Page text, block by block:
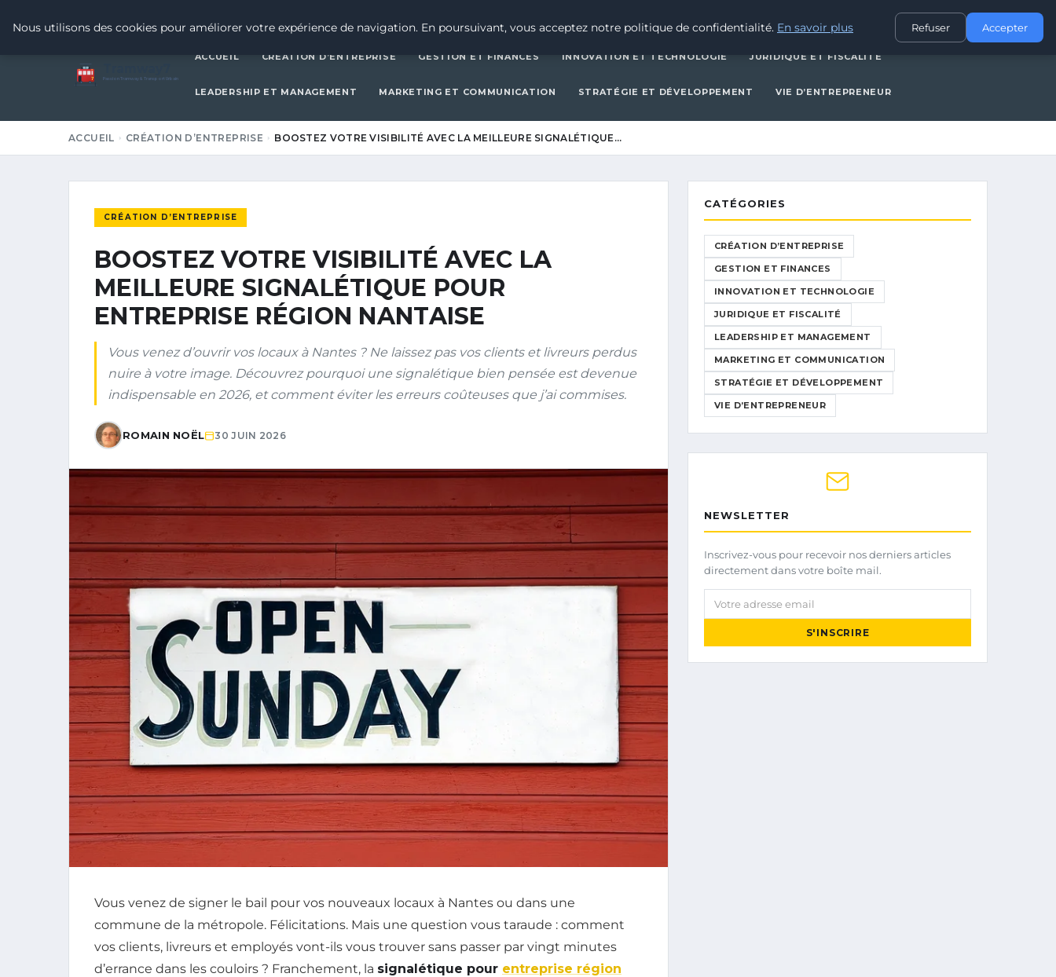
JURIDIQUE ET FISCALITÉ
7 Passion Tramway & Transport Urbain
ACCUEIL CRÉATION D’ENTREPRISE GESTION ET FINANCES INNOVATION ET TECHNOLOGIE JURIDIQUE ET FISCALITÉ
LEADERSHIP ET MANAGEMENT MARKETING ET COMMUNICATION STRATÉGIE ET DÉVELOPPEMENT VIE D’ENTREPRENEUR
ACCUEIL CRÉATION D’ENTREPRISE BOOSTEZ VOTRE VISIBILITÉ AVEC LA MEILLEURE SIGNALÉTIQUE…
CRÉATION D’ENTREPRISE
BOOSTEZ VOTRE VISIBILITÉ AVEC LA
MEILLEURE SIGNALÉTIQUE POUR
ENTREPRISE RÉGION NANTAISE
Vous venez d’ouvrir vos locaux à Nantes ? Ne laissez pas vos clients et livreurs perdus
nuire à votre image. Découvrez pourquoi une signalétique bien pensée est devenue
indispensable en 2026, et comment éviter les erreurs coûteuses que j’ai commises.
ROMAIN NOËL 30 JUIN 2026
Vous venez de signer le bail pour vos nouveaux locaux à Nantes ou dans une
commune de la métropole. Félicitations. Mais une question vous taraude : comment
vos clients, livreurs et employés vont-ils vous trouver sans passer par vingt minutes
d’errance dans les couloirs ? Franchement, la signalétique pour entreprise région
CATÉGORIES
CRÉATION D’ENTREPRISE
GESTION ET FINANCES
INNOVATION ET TECHNOLOGIE
JURIDIQUE ET FISCALITÉ
LEADERSHIP ET MANAGEMENT
MARKETING ET COMMUNICATION
STRATÉGIE ET DÉVELOPPEMENT
VIE D’ENTREPRENEUR
NEWSLETTER
Inscrivez-vous pour recevoir nos derniers articles
directement dans votre boîte mail.
Votre adresse email
S'INSCRIRE
Nous utilisons des cookies pour améliorer votre expérience de navigation. En poursuivant, vous acceptez notre politique de confidentialité. En savoir plus Refuser Accepter